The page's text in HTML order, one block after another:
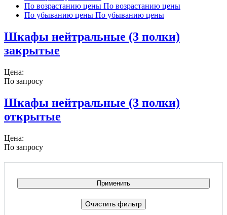
По возрастанию цены По возрастанию цены
По убыванию цены По убыванию цены
Шкафы нейтральные (3 полки)
закрытые
Цена:
По запросу
Шкафы нейтральные (3 полки)
открытые
Цена:
По запросу